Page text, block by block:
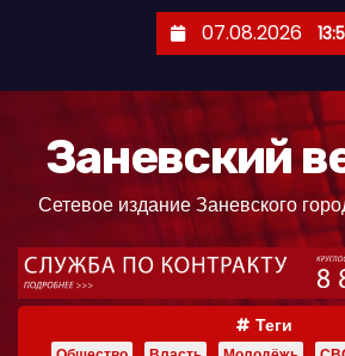
07.08.2026
Заневский
Сетевое издание Заневского
Теги